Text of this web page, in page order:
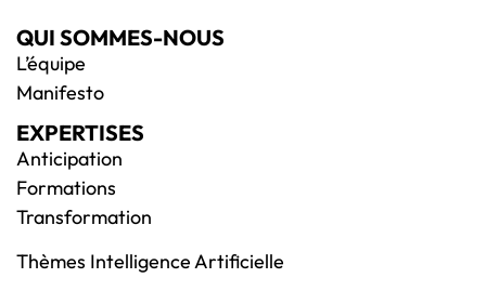
QUI SOMMES-NOUS
L’équipe
Manifesto
EXPERTISES
Anticipation
Formations
Transformation
Thèmes Intelligence Artificielle